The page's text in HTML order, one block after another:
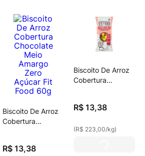
Biscoito De Arroz
Cobertura
Açúcar Fit Food
R$ 13,38
Biscoito De Arroz
Cobertura
Fit Food 60g
R$ 13,38
(R$ 223,00/kg)